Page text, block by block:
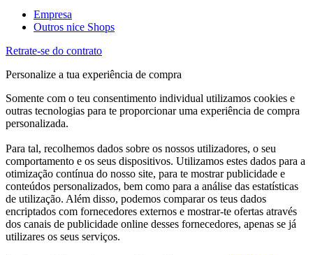
Empresa
Outros nice Shops
Retrate-se do contrato
Personalize a tua experiência de compra
Somente com o teu consentimento individual utilizamos cookies e
outras tecnologias para te proporcionar uma experiência de compra
personalizada.
Para tal, recolhemos dados sobre os nossos utilizadores, o seu
comportamento e os seus dispositivos. Utilizamos estes dados para a
otimização contínua do nosso site, para te mostrar publicidade e
conteúdos personalizados, bem como para a análise das estatísticas
de utilização. Além disso, podemos comparar os teus dados
encriptados com fornecedores externos e mostrar-te ofertas através
dos canais de publicidade online desses fornecedores, apenas se já
utilizares os seus serviços.